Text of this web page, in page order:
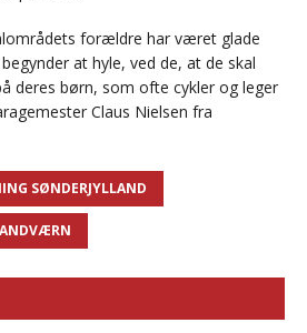
forældre har været glade
at hyle, ved de, at de skal
deres børn, som ofte cykler og leger
Claus Nielsen fra
SØNDERJYLLAND